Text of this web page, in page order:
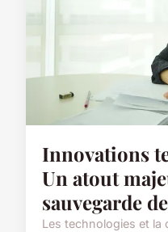
Innovations
Un atout
sauvegarde
Les technologies et la